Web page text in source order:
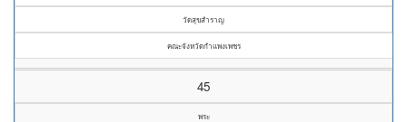
วัดสุขสำราญ
คณะจังหวัดกำแพงเพชร
45
พระ